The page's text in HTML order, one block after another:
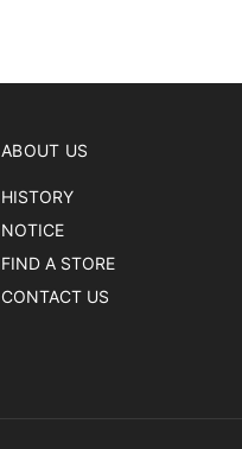
ABOUT US
HISTORY
NOTICE
FIND A STORE
CONTACT US